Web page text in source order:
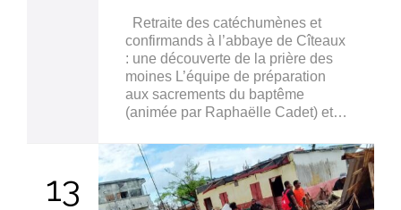
Retraite des catéchumènes et
confirmands à l’abbaye de Cîteaux
: une découverte de la prière des
moines L’équipe de préparation
aux sacrements du baptême
(animée par Raphaëlle Cadet) et…
13